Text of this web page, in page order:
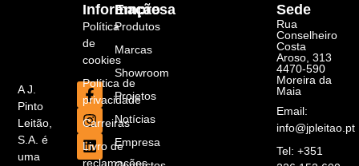
A J.
Pinto
Leitão,
S.A. é
uma
Empresa
Produtos
Marcas
Showroom
Projetos
Notícias
Empresa
Informação
Política
de
cookies
Política de
privacidade
Carreiras
Livro de
reclamações
Sede
Rua
Conselheiro
Costa
Aroso, 313
4470-590
Moreira da
Maia
Email:
info@jpleitao.pt
Tel: +351